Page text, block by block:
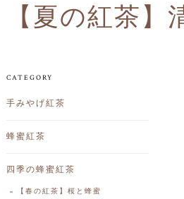
【夏の紅茶
CATEGORY
手みやげ紅茶
蜂蜜紅茶
四季の蜂蜜紅茶
【春の紅茶】桜と蜂蜜